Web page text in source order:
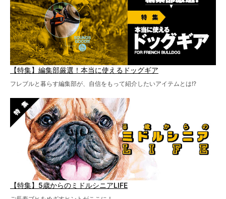
【特集】編集部厳選！本当に使えるドッグギア
フレブルと暮らす編集部が、自信をもって紹介したいアイテムとは!?
【特集】5歳からのミドルシニアLIFE